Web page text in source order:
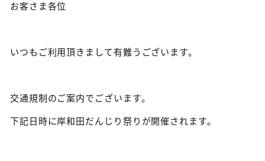
お客さま各位
いつもご利用頂きまして有難うございます。
交通規制のご案内でございます。
下記日時に岸和田だんじり祭りが開催されます。